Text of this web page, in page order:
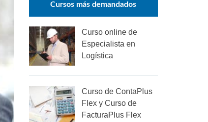
Cursos más demandados
Curso online de
Especialista en
Logística
Curso de ContaPlus
Flex y Curso de
FacturaPlus Flex